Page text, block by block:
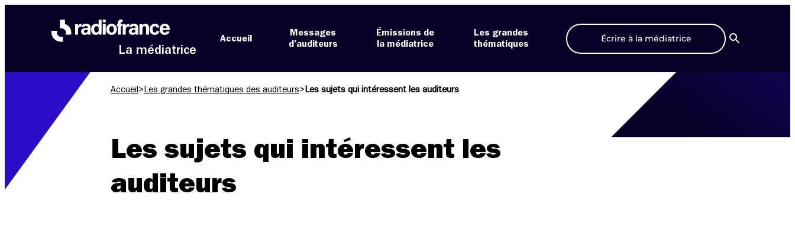
La médiatrice
Accueil
Messages
d’auditeurs
Émissions de
la médiatrice
Les grandes
thématiques
Écrire à la médiatrice
Recherche
Accueil > Les grandes thématiques des auditeurs> Les sujets qui intéressent les auditeurs
Les sujets qui intéressent les
auditeurs